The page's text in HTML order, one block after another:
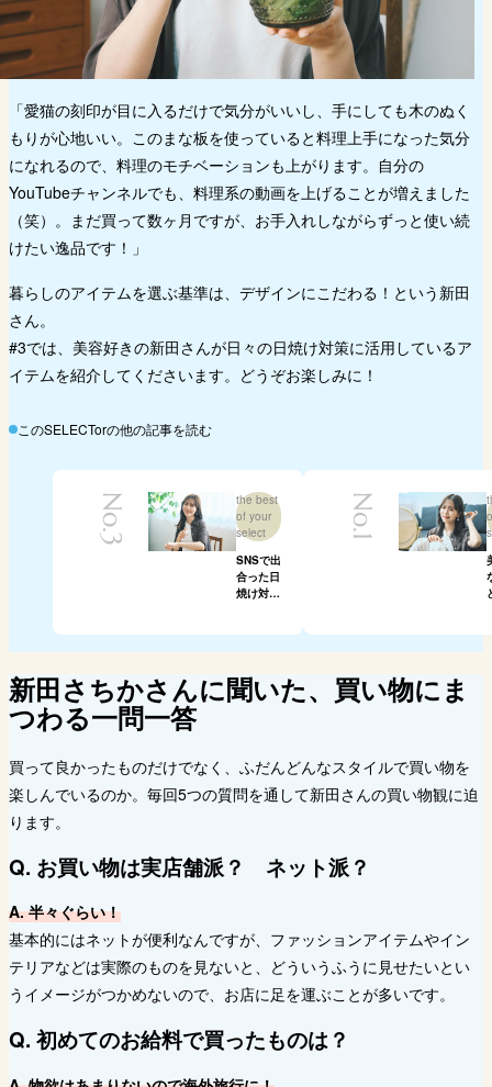
「愛猫の刻印が目に入るだけで気分がいいし、手にしても木のぬく
もりが心地いい。このまな板を使っていると料理上手になった気分
になれるので、料理のモチベーションも上がります。自分の
YouTubeチャンネルでも、料理系の動画を上げることが増えました
（笑）。まだ買って数ヶ月ですが、お手入れしながらずっと使い続
けたい逸品です！」
暮らしのアイテムを選ぶ基準は、デザインにこだわる！という新田
さん。
#3では、美容好きの新田さんが日々の日焼け対策に活用しているア
イテムを紹介してくださいます。どうぞお楽しみに！
このSELECTorの他の記事を読む
No.3
the best
of your
select
SNSで出
合った日
焼け対策
日焼け止
めシリー
No.1
新田さちかさんに聞いた、買い物にま
つわる一問一答
買って良かったものだけでなく、ふだんどんなスタイルで買い物を
楽しんでいるのか。毎回5つの質問を通して新田さんの買い物観に迫
ります。
Q. お買い物は実店舗派？ ネット派？
A. 半々ぐらい！
基本的にはネットが便利なんですが、ファッションアイテムやイン
テリアなどは実際のものを見ないと、どういうふうに見せたいとい
うイメージがつかめないので、お店に足を運ぶことが多いです。
Q. 初めてのお給料で買ったものは？